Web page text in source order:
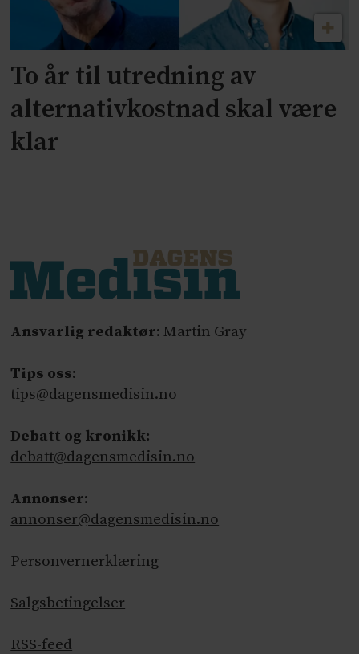
To år til utredning av
alternativkostnad skal være
klar
Ansvarlig redaktør: Martin Gray
Tips oss:
tips@dagensmedisin.no
Debatt og kronikk:
debatt@dagensmedisin.no
Annonser:
annonser@dagensmedisin.no
Personvernerklæring
Salgsbetingelser
RSS-feed